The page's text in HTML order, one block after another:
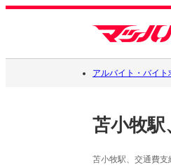
アルバイト・バイト
苫小牧駅
苫小牧駅、交通費支